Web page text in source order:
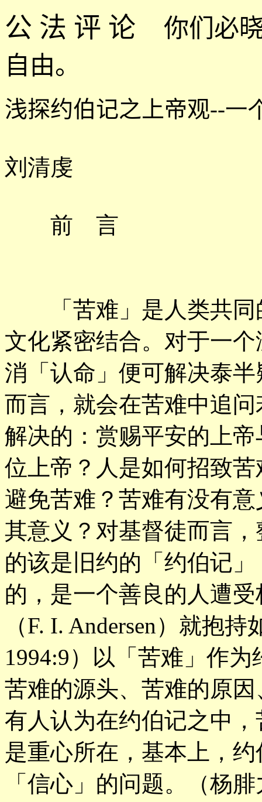
公 法 评 论
你们必
自由。
浅探约伯记之上帝观--一
刘清虔
前 言
「苦难」是人类共同
文化紧密结合。对于一
消「认命」便可解决泰
而言，就会在苦难中追
解决的：赏赐平安的上
位上帝？人是如何招致
避免苦难？苦难有没有
其意义？对基督徒而言
的该是旧约的「约伯记
的，是一个善良的人遭
（F. I. Andersen）就抱
1994:9）以「苦难」作
苦难的源头、苦难的原
有人认为在约伯记之中
是重心所在，基本上，
「信心」的问题。（杨